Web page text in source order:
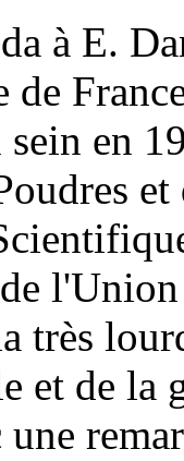
à E.
en
très
et de la